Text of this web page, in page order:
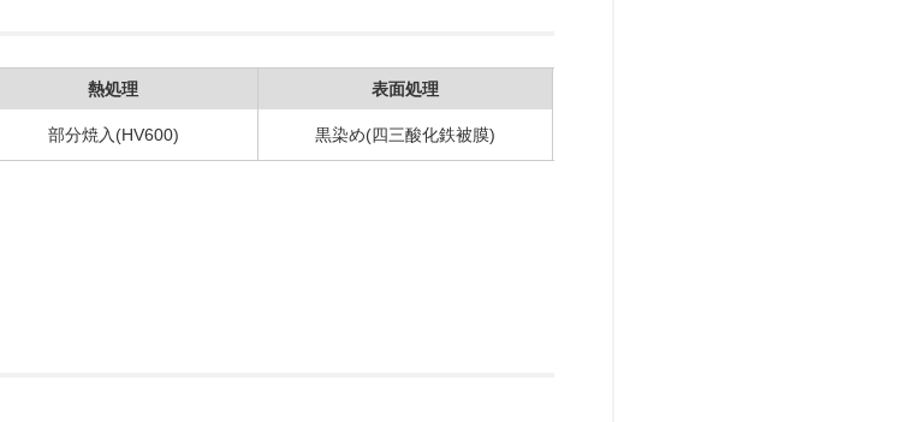
熱処理 表面処理
部分焼入(HV600) 黒染め(四三酸化鉄被膜)